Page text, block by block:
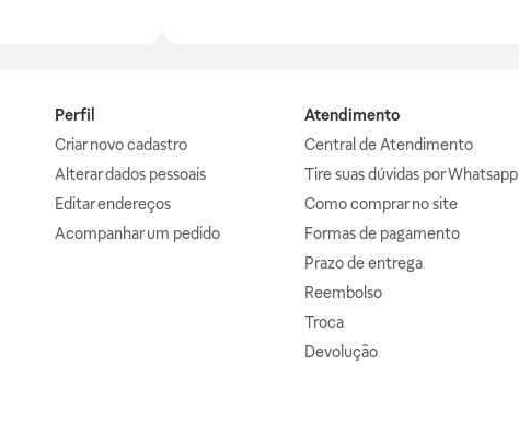
Perfil
Criar novo cadastro
Alterar dados pessoais
Editar endereços
Acompanhar um pedido
Atendimento
Central de Atendimento
Tire suas dúvidas por Whatsapp
Como comprar no site
Formas de pagamento
Prazo de entrega
Reembolso
Troca
Devolução